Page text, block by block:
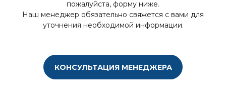
пожалуйста, форму ниже.
Наш менеджер обязательно свяжется с вами для
уточнения необходимой информации.
КОНСУЛЬТАЦИЯ МЕНЕДЖЕРА